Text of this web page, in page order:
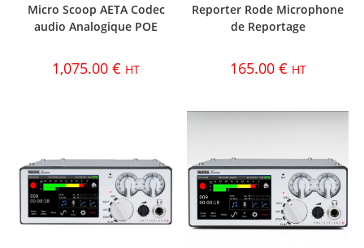
Micro Scoop AETA Codec
audio Analogique POE
1,075.00€ HT
Reporter Rode Microphone
de Reportage
165.00 € HT